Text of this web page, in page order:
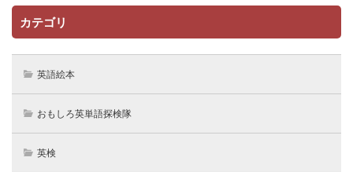
カテゴリ
英語絵本
おもしろ英単語探検隊
英検